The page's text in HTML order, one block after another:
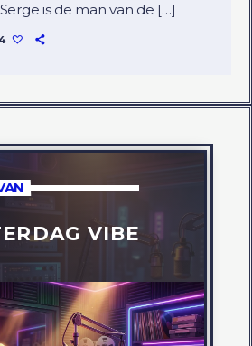
is de man van de […]
VIBE